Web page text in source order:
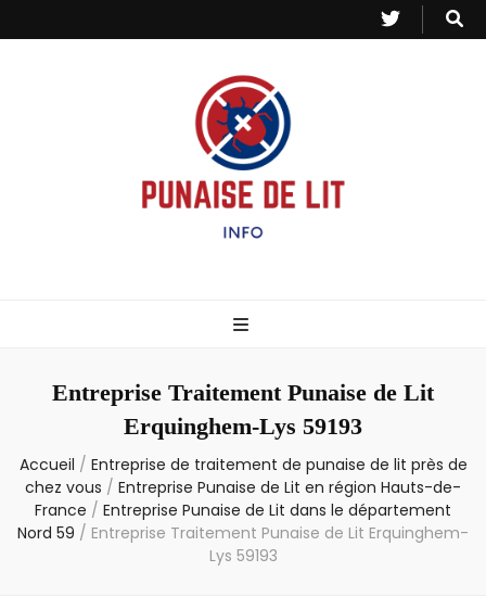
– Info
Entreprise Traitement Punaise de Lit
Erquinghem-Lys 59193
Accueil / Entreprise de traitement de punaise de lit près de
chez vous / Entreprise Punaise de Lit en région Hauts-de-
France / Entreprise Punaise de Lit dans le département
Nord 59 / Entreprise Traitement Punaise de Lit Erquinghem-
Lys 59193